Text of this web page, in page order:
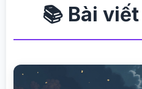
📚 Bài